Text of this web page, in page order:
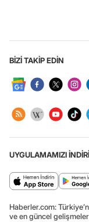
BİZİ TAKİP EDİN
UYGULAMAMIZI
Haberler.com:
ve en güncel